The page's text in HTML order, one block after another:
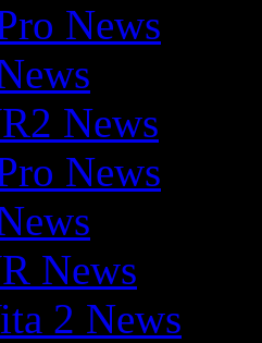
News
News
News
News
2 News